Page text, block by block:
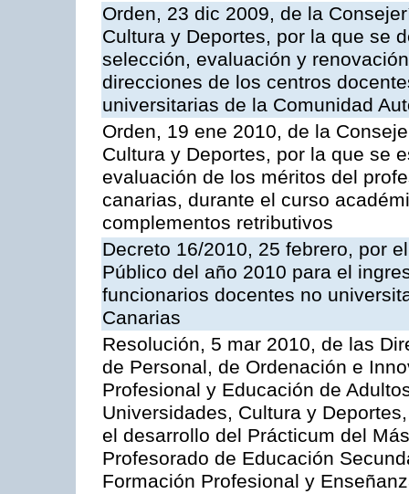
Orden, 23 dic 2009, de la
Cultura y Deportes, por la que se
selección, evaluación y
direcciones de los centros
universitarias de la Comunidad
Orden, 19 ene 2010, de la
Cultura y Deportes, por la que se
evaluación de los méritos del
canarias, durante el curso
complementos retributivos
Decreto 16/2010, 25 febrero, por
Público del año 2010 para el
funcionarios docentes no
Canarias
Resolución, 5 mar 2010, de las
de Personal, de Ordenación e
Profesional y Educación de
Universidades, Cultura y
el desarrollo del Prácticum del
Profesorado de Educación
Formación Profesional y